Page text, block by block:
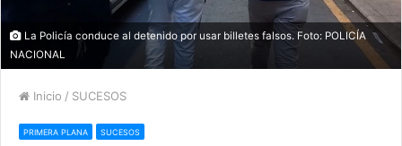
La Policía conduce al detenido por usar billetes falsos. Foto: POLICÍA
NACIONAL
Inicio / SUCESOS
PRIMERA PLANA SUCESOS